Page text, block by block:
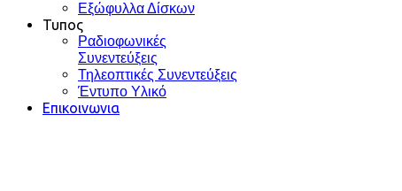
Εξώφυλλα Δίσκων
Τυπος
Ραδιοφωνικές
Συνεντεύξεις
Τηλεοπτικές Συνεντεύξεις
Έντυπο Υλικό
Επικοινωνια